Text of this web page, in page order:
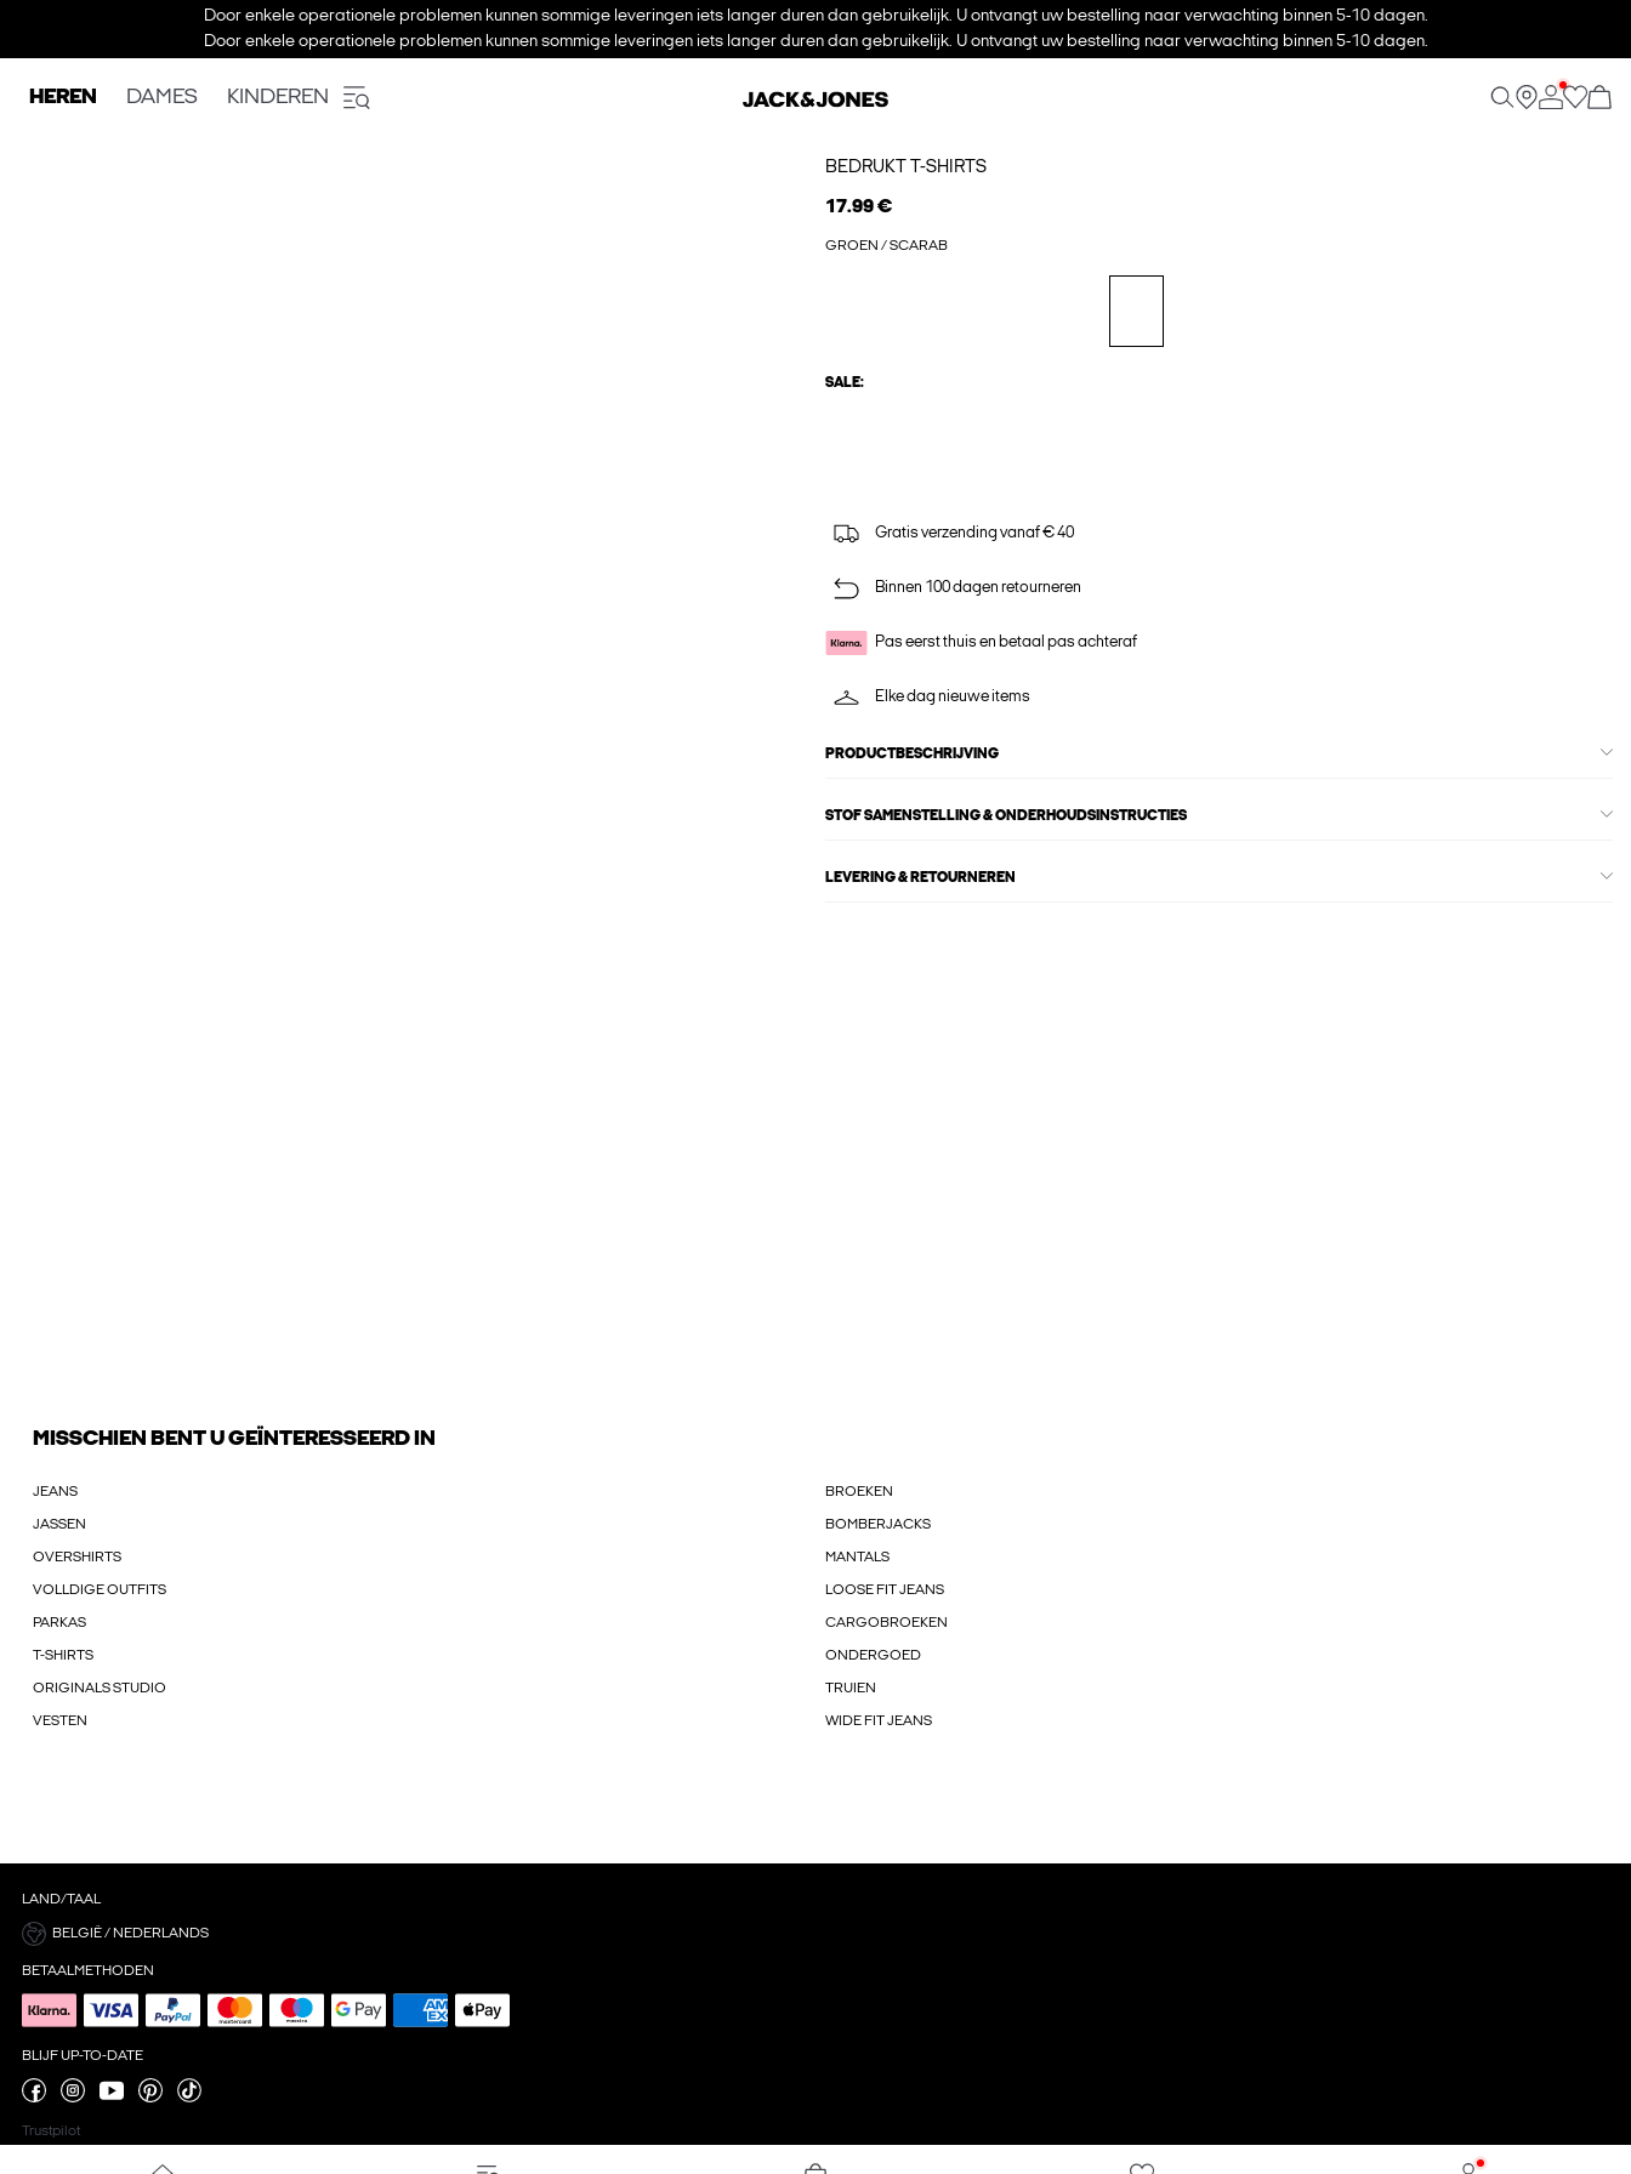
Door enkele operationele problemen kunnen sommige leveringen iets langer duren dan gebruikelijk. U ontvangt uw bestelling naar verwachting binnen 5-10 dagen.
Door enkele operationele problemen kunnen sommige leveringen iets langer duren dan gebruikelijk. U ontvangt uw bestelling naar verwachting binnen 5-10 dagen.
HEREN DAMES KINDEREN
BEDRUKT T-SHIRTS
17.99 €
GROEN / SCARAB
SALE:
Gratis verzending vanaf € 40
Binnen 100 dagen retourneren
Pas eerst thuis en betaal pas achteraf
Elke dag nieuwe items
PRODUCTBESCHRIJVING
STOF SAMENSTELLING & ONDERHOUDSINSTRUCTIES
LEVERING & RETOURNEREN
MISSCHIEN BENT U GEÏNTERESSEERD IN
JEANS BROEKEN
JASSEN BOMBERJACKS
OVERSHIRTS MANTALS
VOLLDIGE OUTFITS LOOSE FIT JEANS
PARKAS CARGOBROEKEN
T-SHIRTS ONDERGOED
ORIGINALS STUDIO TRUIEN
VESTEN WIDE FIT JEANS
LAND/TAAL
BELGIË / NEDERLANDS
BETAALMETHODEN
BLIJF UP-TO-DATE
Trustpilot